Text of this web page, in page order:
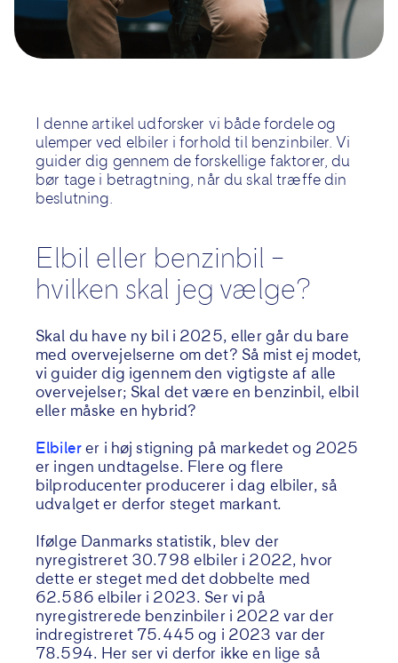
I denne artikel udforsker vi både fordele og
ulemper ved elbiler i forhold til benzinbiler. Vi
guider dig gennem de forskellige faktorer, du
bør tage i betragtning, når duskaltræffe din
beslutning.
Elbil eller benzinbil –
hvilken skal jeg vælge?
Skal du have ny bil i 2025, eller går du bare
med overvejelserne om det? Så mist ej modet,
vi guider dig igennem den vigtigste af alle
overvejelser; Skal det være en benzinbil, elbil
eller måske en hybrid?
Elbiler er i høj stigning på markedet og 2025
er ingen undtagelse. Flere og flere
bilproducenter producerer i dag elbiler, så
udvalget er derfor steget markant.
Ifølge Danmarks statistik, blev der
nyregistreret 30.798 elbiler i 2022, hvor
dette er steget med det dobbelte med
62.586 elbiler i 2023. Ser vi på
nyregistrerede benzinbiler i 2022 var der
indregistreret 75.445 og i 2023 var der
78.594. Her ser vi derfor ikke en lige så